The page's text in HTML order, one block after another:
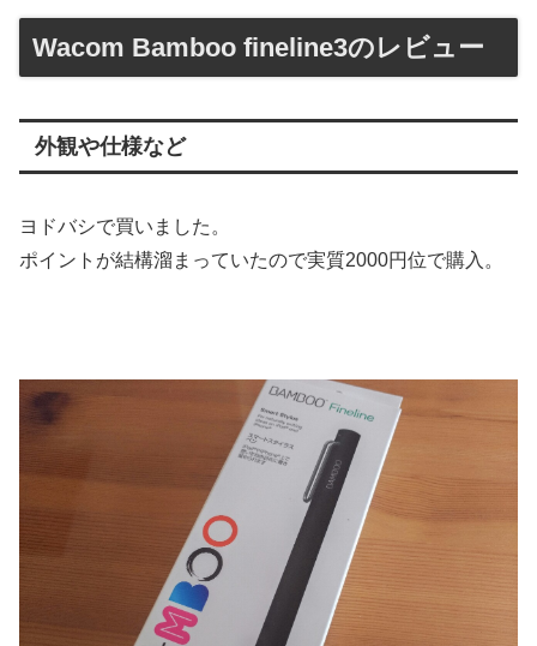
Wacom Bamboo fineline3のレビュー
外観や仕様など
ヨドバシで買いました。
ポイントが結構溜まっていたので実質2000円位で購入。